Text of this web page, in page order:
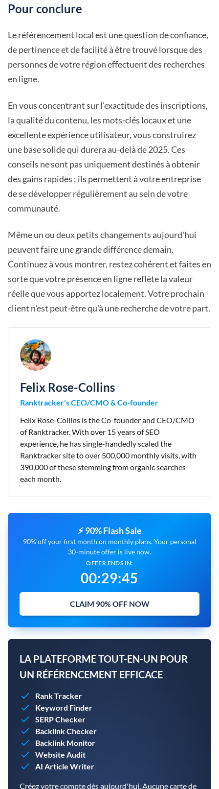
Pour conclure
Le référencement local est une question de confiance,
de pertinence et de facilité à être trouvé lorsque des
personnes de votre région effectuent des recherches
en ligne.
En vous concentrant sur l'exactitude des inscriptions,
la qualité du contenu, les mots-clés locaux et une
excellente expérience utilisateur, vous construirez
une base solide qui durera au-delà de 2025. Ces
conseils ne sont pas uniquement destinés à obtenir
des gains rapides ; ils permettent à votre entreprise
de se développer régulièrement au sein de votre
communauté.
Même un ou deux petits changements aujourd'hui
peuvent faire une grande différence demain.
Continuez à vous montrer, restez cohérent et faites en
sorte que votre présence en ligne reflète la valeur
réelle que vous apportez localement. Votre prochain
client n'est peut-être qu'à une recherche de votre part.
Felix Rose-Collins
Ranktracker's CEO/CMO & Co-founder
Felix Rose-Collins is the Co-founder and CEO/CMO
of Ranktracker. With over 15 years of SEO
experience, he has single-handedly scaled the
Ranktracker site to over 500,000 monthly visits, with
390,000 of these stemming from organic searches
each month.
⚡ 90% Flash Sale
90% off your first month on monthly plans. Your personal
30-minute offer is live now.
OFFER ENDS IN:
00:29:44
CLAIM 90% OFF NOW
LA PLATEFORME TOUT-EN-UN POUR
UN RÉFÉRENCEMENT EFFICACE
Rank Tracker
Keyword Finder
SERP Checker
Backlink Checker
Backlink Monitor
Website Audit
AI Article Writer
Créez votre compte dès aujourd'hui. Aucune carte de